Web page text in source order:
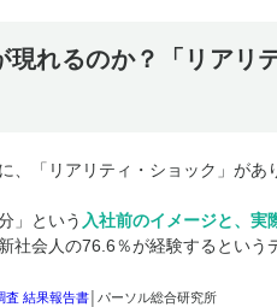
現れるのか？「リアリ
、「リアリティ・ショック」があ
」という 入社前のイメージと、実
社会人の76.6％が経験するという
査 結果報告書 │パーソル総合研究所